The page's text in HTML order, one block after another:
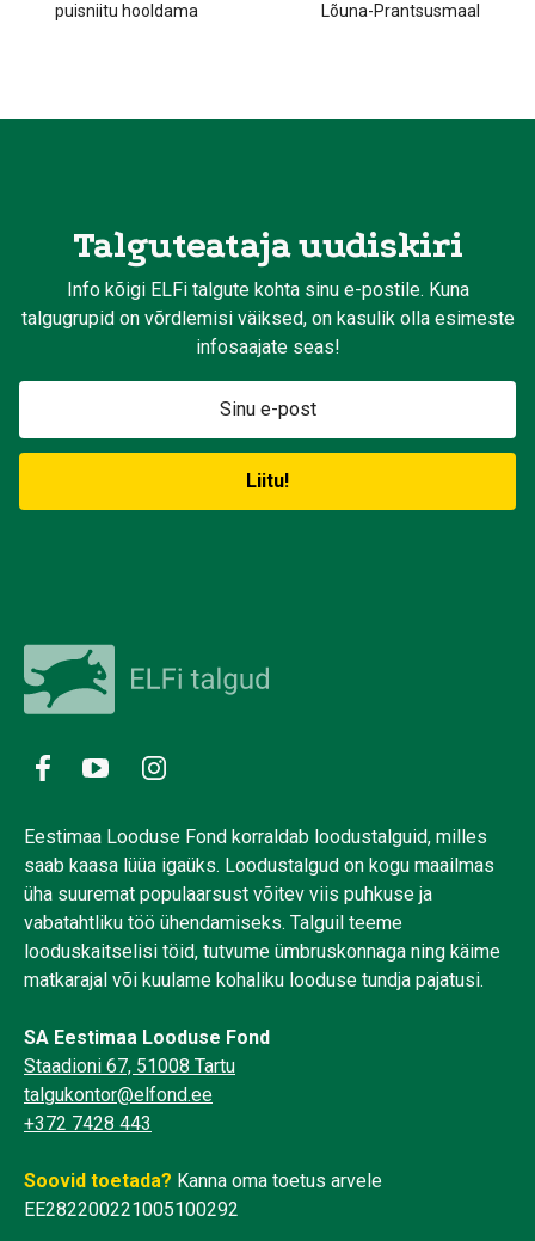
puisniitu hooldama
Lõuna-Prantsusmaal
Talguteataja uudiskiri
Info kõigi ELFi talgute kohta sinu e-postile. Kuna
talgugrupid on võrdlemisi väiksed, on kasulik olla esimeste
infosaajate seas!
Eestimaa Looduse Fond korraldab loodustalguid, milles
saab kaasa lüüa igaüks. Loodustalgud on kogu maailmas
üha suuremat populaarsust võitev viis puhkuse ja
vabatahtliku töö ühendamiseks. Talguil teeme
looduskaitselisi töid, tutvume ümbruskonnaga ning käime
matkarajal või kuulame kohaliku looduse tundja pajatusi.
SA Eestimaa Looduse Fond
Staadioni 67, 51008 Tartu
talgukontor@elfond.ee
+372 7428 443
Soovid toetada? Kanna oma toetus arvele
EE282200221005100292